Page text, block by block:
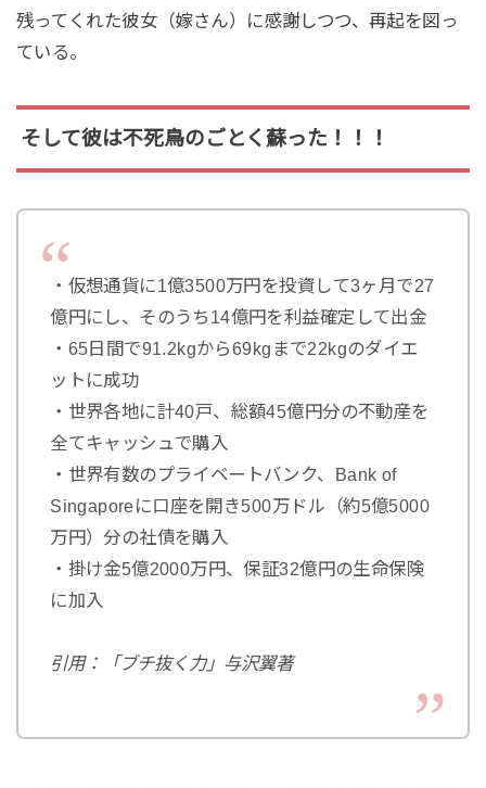
残ってくれた彼女（嫁さん）に感謝しつつ、再起を図っ
ている。
そして彼は不死鳥のごとく蘇った！！！
・仮想通貨に1億3500万円を投資して3ヶ月で27
億円にし、そのうち14億円を利益確定して出金
・65日間で91.2kgから69kgまで22kgのダイエ
ットに成功
・世界各地に計40戸、総額45億円分の不動産を
全てキャッシュで購入
・世界有数のプライベートバンク、Bank of
Singaporeに口座を開き500万ドル（約5億5000
万円）分の社債を購入
・掛け金5億2000万円、保証32億円の生命保険
に加入
引用：「ブチ抜く力」与沢翼著